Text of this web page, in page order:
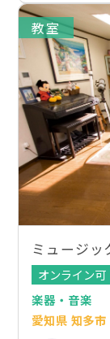
教室
ミュージッ
オンライン可
楽器・音楽
愛知県 知多市